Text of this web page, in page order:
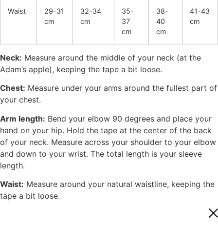
Waist
29-31
cm
32-34
cm
35-
37
cm
38-
40
cm
41-43
cm
Neck: Measure around the middle of your neck (at the
Adam’s apple), keeping the tape a bit loose.
Chest: Measure under your arms around the fullest part of
your chest.
Arm length: Bend your elbow 90 degrees and place your
hand on your hip. Hold the tape at the center of the back
of your neck. Measure across your shoulder to your elbow
and down to your wrist. The total length is your sleeve
length.
Waist: Measure around your natural waistline, keeping the
tape a bit loose.